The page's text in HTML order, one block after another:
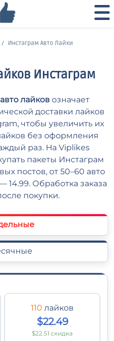
Инстаграм Авто Лайки
Инстаграм
лайковозначает
доставки лайков
чтобы увеличить их
без оформления
раз. На Viplikes
пакеты Инстаграм
постов, от 50–60 авто
14.99. Обработка заказа
покупки.
110 лайков
$22.49
$22.51 скидка